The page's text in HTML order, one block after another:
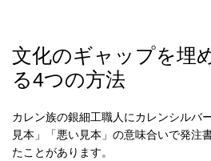
文化のギャップを埋
る4つの方法
カレン族の銀細工職人にカレンシルバ
見本」「悪い見本」の意味合いで発注
たことがあります。